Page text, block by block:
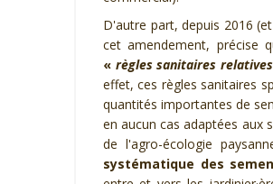
D'autre part, depuis 2016
cet amendement, précise
« règles sanitaires
effet, ces règles sanitaires
quantités importantes de
en aucun cas adaptées aux
de l'agro-écologie
systématique des